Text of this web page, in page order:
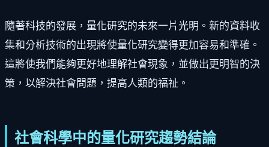
隨著科技的發展，量化研究的未來一片光明。新的資料收
集和分析技術的出現將使量化研究變得更加容易和準確。
這將使我們能夠更好地理解社會現象，並做出更明智的決
策，以解決社會問題，提高人類的福祉。
社會科學中的量化研究趨勢結論